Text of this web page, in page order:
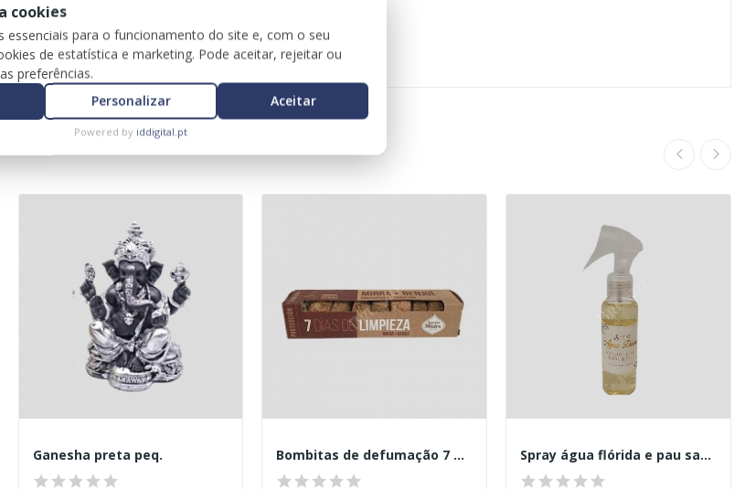
Ganesha preta peq. Bombitas de defumação 7 dias limpeza Mirra Spray água flórida e pau santo
cookies
essenciais para o funcionamento do site e, com o seu
de estatística e marketing. Pode aceitar, rejeitar ou
preferências.
Personalizar Aceitar
Powered by iddigital.pt